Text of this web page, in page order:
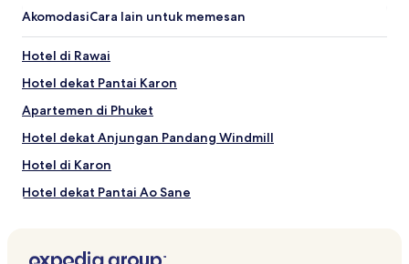
AkomodasiCara lain untuk memesan
Hotel di Rawai
Hotel dekat Pantai Karon
Apartemen di Phuket
Hotel dekat Anjungan Pandang Windmill
Hotel di Karon
Hotel dekat Pantai Ao Sane